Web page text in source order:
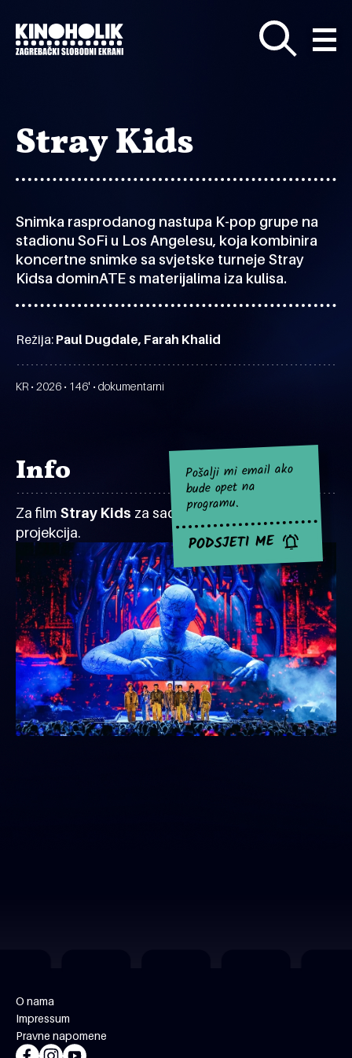
glavni
sadržaj
Stray Kids
Snimka rasprodanog nastupa K-pop grupe na
stadionu SoFi u Los Angelesu, koja kombinira
koncertne snimke sa svjetske turneje Stray
Kidsa dominATE s materijalima iza kulisa.
Režija: Paul Dugdale, Farah Khalid
KR • 2026 • 146' • dokumentarni
Info
Za film Stray Kids za sad nema najavljenih
projekcija.
Pošalji mi email ako
bude opet na
programu.
PODSJETI ME
O nama
Impressum
Pravne napomene